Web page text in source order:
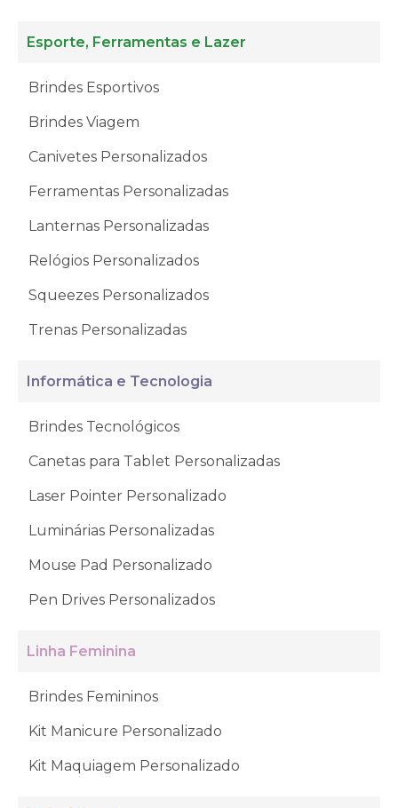
Esporte, Ferramentas e Lazer
Brindes Esportivos
Brindes Viagem
Canivetes Personalizados
Ferramentas Personalizadas
Lanternas Personalizadas
Relógios Personalizados
Squeezes Personalizados
Trenas Personalizadas
Informática e Tecnologia
Brindes Tecnológicos
Canetas para Tablet Personalizadas
Laser Pointer Personalizado
Luminárias Personalizadas
Mouse Pad Personalizado
Pen Drives Personalizados
Linha Feminina
Brindes Femininos
Kit Manicure Personalizado
Kit Maquiagem Personalizado